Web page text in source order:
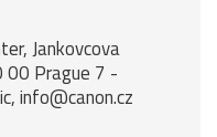
Jankovcova
Prague 7 -
info@canon.cz